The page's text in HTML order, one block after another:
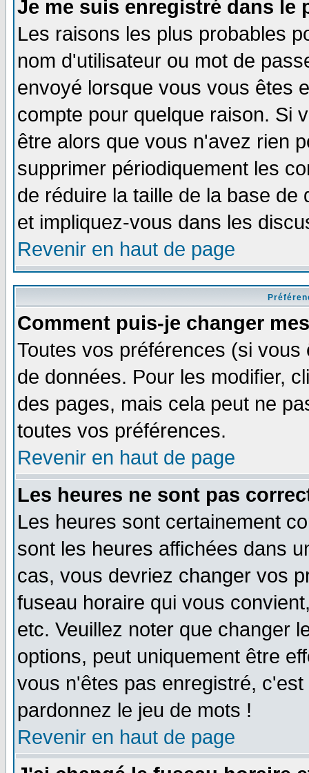
Je me suis enregistré dans le
Les raisons les plus probables
nom d'utilisateur ou mot de
envoyé lorsque vous vous êtes
compte pour quelque raison. Si
être alors que vous n'avez rien
supprimer périodiquement les
de réduire la taille de la base
et impliquez-vous dans les
Revenir en haut de page
Comment puis-je changer
Toutes vos préférences (si
de données. Pour les modifier,
des pages, mais cela peut ne
toutes vos préférences.
Revenir en haut de page
Les heures ne sont pas
Les heures sont certainement
sont les heures affichées dans
cas, vous devriez changer vos
fuseau horaire qui vous
etc. Veuillez noter que changer
options, peut uniquement être
vous n'êtes pas enregistré,
pardonnez le jeu de mots !
Revenir en haut de page